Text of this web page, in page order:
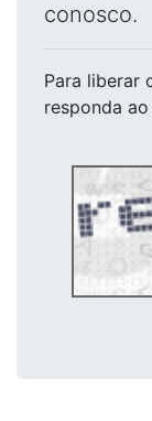
conosco.
Para liberar
responda